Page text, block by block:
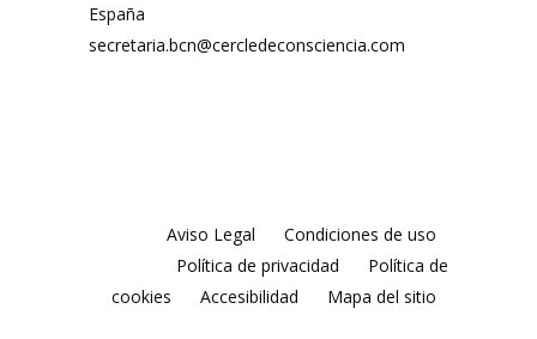
España
secretaria.bcn@cercledeconsciencia.com
Aviso Legal
Condiciones de uso
Política de privacidad
Política de
cookies
Accesibilidad Mapa del sitio